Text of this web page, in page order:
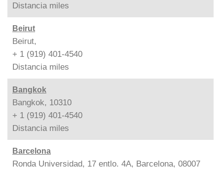
Distancia miles
Beirut
Beirut,
+ 1 (919) 401-4540
Distancia miles
Bangkok
Bangkok, 10310
+ 1 (919) 401-4540
Distancia miles
Barcelona
Ronda Universidad, 17 entlo. 4A, Barcelona, 08007